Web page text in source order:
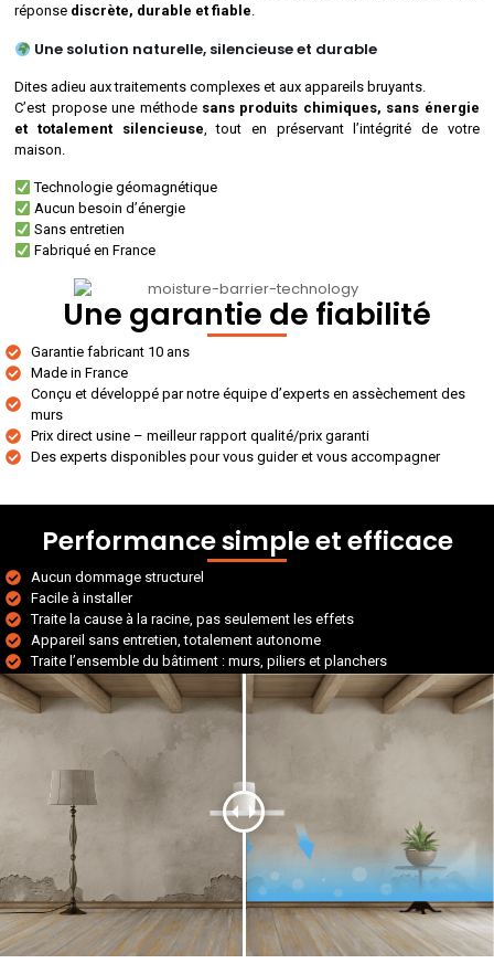
réponse discrète, durable et fiable.
Une solution naturelle, silencieuse et durable
Dites adieu aux traitements complexes et aux appareils bruyants.
C’est propose une méthode sans produits chimiques, sans énergie
et totalement silencieuse, tout en préservant l’intégrité de votre
maison.
Technologie géomagnétique
Aucun besoin d’énergie
Sans entretien
Fabriqué en France
Une garantie de fiabilité
Garantie fabricant 10 ans
Made in France
Conçu et développé par notre équipe d’experts en assèchement des
murs
Prix direct usine – meilleur rapport qualité/prix garanti
Des experts disponibles pour vous guider et vous accompagner
Performance simple et efficace
Aucun dommage structurel
Facile à installer
Traite la cause à la racine, pas seulement les effets
Appareil sans entretien, totalement autonome
Traite l’ensemble du bâtiment : murs, piliers et planchers